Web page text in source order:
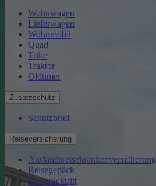
Wohnwagen
Lieferwagen
Wohnmobil
Quad
Trike
Traktor
Oldtimer
Zusatzschutz
Schutzbrief
Reiseversicherung
Auslandsreisekrankenversicherung
Reisegepäck
Reiserücktritt